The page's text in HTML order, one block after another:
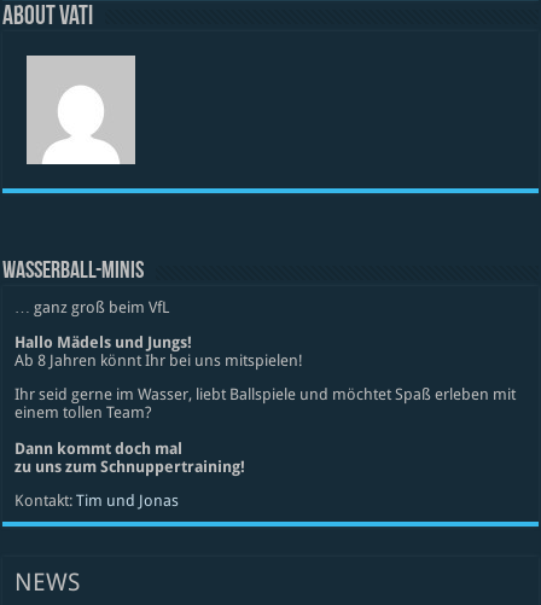
About vati
WASSERBALL-MINIS
… ganz groß beim VfL
Hallo Mädels und Jungs!
Ab 8 Jahren könnt Ihr bei uns mitspielen!
Ihr seid gerne im Wasser, liebt Ballspiele und möchtet Spaß erleben mit
einem tollen Team?
Dann kommt doch mal
zu uns zum Schnuppertraining!
Kontakt:Tim und Jonas
NEWS